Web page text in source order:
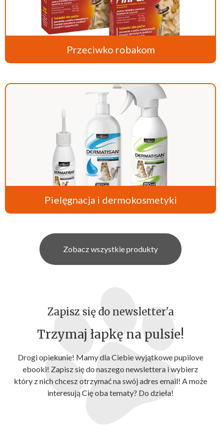
Przeciwko robakom
Pielęgnacja i dermokosmetyki
Zobacz wszystkie produkty
Zapisz się do newsletter'a
Trzymaj łapkę na pulsie!
Drogi opiekunie! Mamy dla Ciebie wyjątkowe pupilove
ebooki! Zapisz się do naszego newslettera i wybierz
który z nich chcesz otrzymać na swój adres email! A może
interesują Cię oba tematy? Do dzieła!